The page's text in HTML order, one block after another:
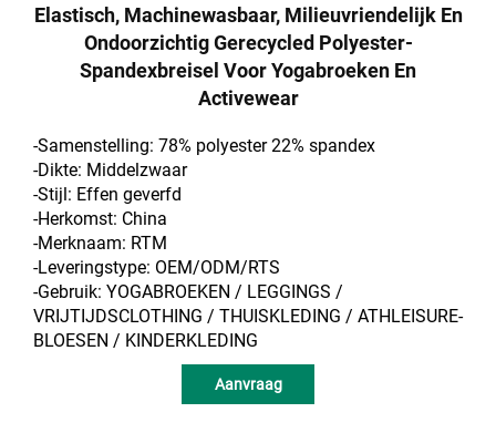
Elastisch, Machinewasbaar, Milieuvriendelijk En
Ondoorzichtig Gerecycled Polyester-
Spandexbreisel Voor Yogabroeken En
Activewear
-Samenstelling: 78% polyester22% spandex
-Dikte: Middelzwaar
-Stijl: Effen geverfd
-Herkomst: China
-Merknaam: RTM
-Leveringstype: OEM/ODM/RTS
-Gebruik: YOGABROEKEN / LEGGINGS /
VRIJTIJDSCLOTHING / THUISKLEDING / ATHLEISURE-
BLOESEN / KINDERKLEDING
Aanvraag